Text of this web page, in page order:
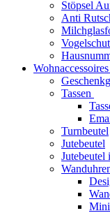
Stöpsel
Anti
Wohnaccessoires
Tassen
Turnbeutel
Jutebeutel
Jutebeutel
Mini